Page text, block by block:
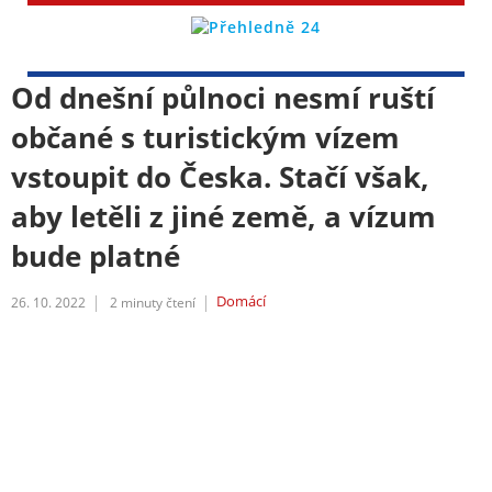
Od dnešní půlnoci nesmí ruští
občané s turistickým vízem
vstoupit do Česka. Stačí však,
aby letěli z jiné země, a vízum
bude platné
26. 10. 2022 2 minuty čtení Domácí